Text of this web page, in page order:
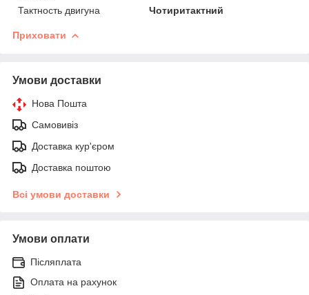
Тактность двигуна Чотиритактний
Приховати
Умови доставки
Нова Пошта
Самовивіз
Доставка кур'єром
Доставка поштою
Всі умови доставки
Умови оплати
Післяплата
Оплата на рахунок